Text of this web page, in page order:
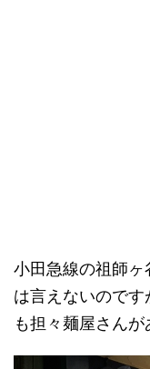
小田急線の祖師ヶ
は言えないので
も担々麺屋さんが